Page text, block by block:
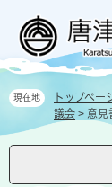
の
頭
ー
飛
本
現在地 トップペー
議会 > 意見